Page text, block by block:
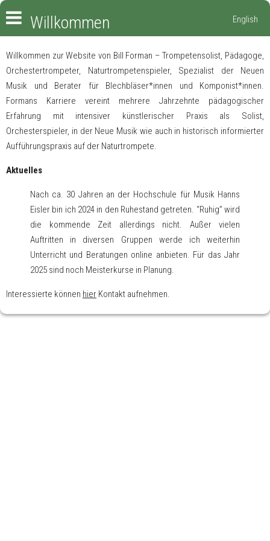
English
Willkommen
Willkommen zur Website von Bill Forman – Trompetensolist, Pädagoge,
Orchestertrompeter, Naturtrompetenspieler, Spezialist der Neuen
Musik und Berater für Blechbläser*innen und Komponist*innen.
Formans Karriere vereint mehrere Jahrzehnte pädagogischer
Erfahrung mit intensiver künstlerischer Praxis als Solist,
Orchesterspieler, in der Neue Musik wie auch in historisch informierter
Aufführungspraxis auf der Naturtrompete.
Aktuelles
Nach ca. 30 Jahren an der Hochschule für Musik Hanns
Eisler bin ich 2024 in den Ruhestand getreten. “Ruhig” wird
die kommende Zeit allerdings nicht. Außer vielen
Auftritten in diversen Gruppen werde ich weiterhin
Unterricht und Beratungen online anbieten. Für das Jahr
2025 sind noch Meisterkurse in Planung.
Interessierte können hier Kontakt aufnehmen.